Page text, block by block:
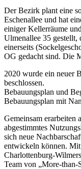
Der Bezirk plant eine
Eschenallee und hat
einiger Kellerräume
Ulmenallee 35 gestellt,
einerseits
OG gedacht sind. Die
2020 wurde ein neuer
beschlossen.
Bebauungsplan und
Bebauungsplan mit
Gemeinsam erarbeiten
abgestimmtes
sich neue
entwickeln können.
Charlottenburg-
Team von „More-than-